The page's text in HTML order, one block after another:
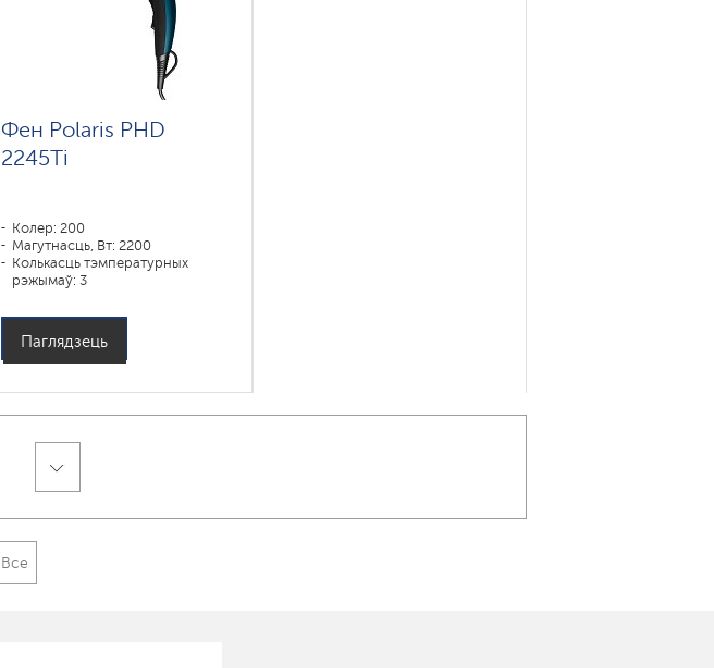
Фен Polaris PHD
2245Ti
Колер: 200
Магутнасць, Вт: 2200
Колькасць тэмпературных
рэжымаў: 3
Паглядзець
Все